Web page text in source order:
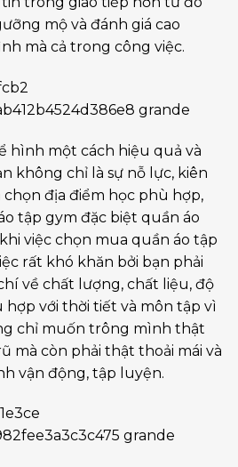
mộ và đánh giá cao
mà cả trong công việc.
hình một cách hiệu quả và
không chỉ là sự nỗ lực, kiên
địa điểm học phù hợp,
tập gym đặc biệt quần áo
việc chọn mua quần áo tập
rất khó khăn bởi bạn phải
về chất lượng, chất liệu, độ
hợp với thời tiết và môn tập vì
chỉ muốn trông mình thật
mà còn phải thật thoải mái và
vận động, tập luyện.